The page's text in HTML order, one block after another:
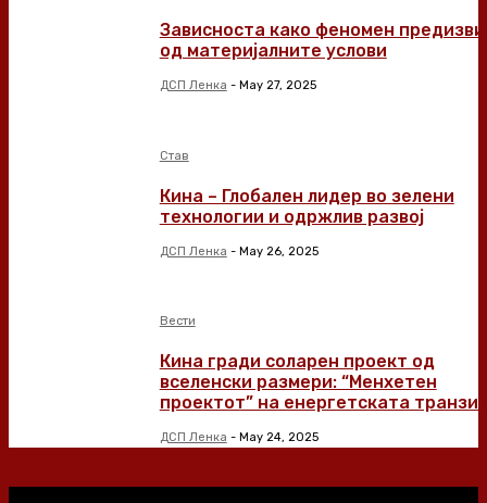
Зависноста како феномен
од материјалните услови
ДСП Ленка - May 27, 2025
Став
Кина – Глобален лидер во зелени
технологии и одржлив развој
ДСП Ленка - May 26, 2025
Вести
Кина гради соларен проект од
вселенски размери: “Менхетен
проектот” на енергетската
ДСП Ленка - May 24, 2025